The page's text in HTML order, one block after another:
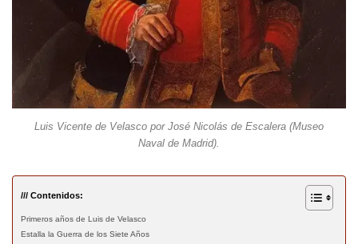
Luis Vicente de Velasco por José Nicolás de Escalera (Museo
Naval de Madrid).
/// Contenidos:
Primeros años de Luis de Velasco
Estalla la Guerra de los Siete Años